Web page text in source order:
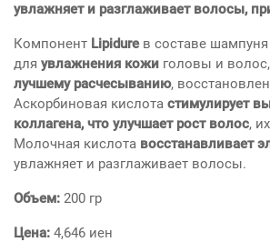
увлажняет и разглаживает волосы,
Компонент Lipidureв составе шампуня
для увлажнения кожи головы и
лучшему расчесыванию,
Аскорбиновая кислота стимулирует
коллагена, что улучшает рост волос,
Молочная кислота восстанавливает
увлажняет и разглаживает волосы.
Объем: 200 гр
Цена: 4,646 иен